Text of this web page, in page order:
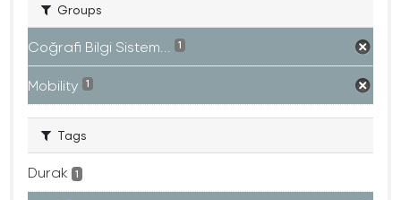
Groups
Coğrafi Bilgi Sistem... 1
Mobility 1
Tags
Durak 1